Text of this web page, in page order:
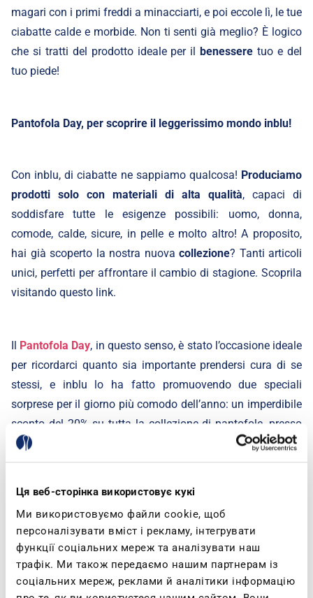
Ця веб-сторінка використовує кукі
Ми використовуємо файли cookie, щоб
персоналізувати вміст і рекламу, інтегрувати
функції соціальних мереж та аналізувати наш
трафік. Ми також передаємо нашим партнерам із
соціальних мереж, реклами й аналітики інформацію
magari con i primi freddi a minacciarti, e poi eccole lì, le tue
ciabatte calde e morbide. Non ti senti già meglio? È logico
che si tratti del prodotto ideale per ilbenessere tuo e del
tuo piede!
Pantofola Day, per scoprire il leggerissimo mondo inblu!
Con inblu, di ciabatte ne sappiamo qualcosa! Produciamo
prodotti solo con materiali di alta qualità, capaci di
soddisfare tutte le esigenze possibili: uomo, donna,
comode, calde, sicure, in pelle e molto altro! A proposito,
hai già scoperto la nostra nuova collezione? Tanti articoli
unici, perfetti per affrontare il cambio di stagione. Scoprila
visitando questo link.
Il Pantofola Day, in questo senso, è stato l’occasione ideale
per ricordarci quanto sia importante prendersi cura di se
stessi, e inblu lo ha fatto promuovendo due speciali
sorprese per il giorno più comodo dell’anno: un imperdibile
sconto del 20% su tutta la collezione di pantofole, presso
gli store aderenti l'iniziativa e qui sul nostro sito tramite
codice promozionale. E, in più, una Special Edition
personalizzabile con due style tenerissimi: Pet Lover e
Mood.
Sul nostro sito un’invasione di comfort!